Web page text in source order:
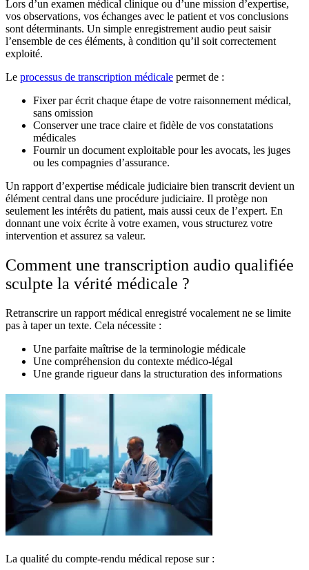
Lors d’un examen médical clinique ou d’une mission d’expertise,
vos observations, vos échanges avec le patient et vos conclusions
sont déterminants. Un simple enregistrement audio peut saisir
l’ensemble de ces éléments, à condition qu’il soit correctement
exploité.
Le processus de transcription médicale permet de :
Fixer par écrit chaque étape de votre raisonnement médical,
sans omission
Conserver une trace claire et fidèle de vos constatations
médicales
Fournir un document exploitable pour les avocats, les juges
ou les compagnies d’assurance.
Un rapport d’expertise médicale judiciaire bien transcrit devient un
élément central dans une procédure judiciaire. Il protège non
seulement les intérêts du patient, mais aussi ceux de l’expert. En
donnant une voix écrite à votre examen, vous structurez votre
intervention et assurez sa valeur.
Comment une transcription audio qualifiée
sculpte la vérité médicale ?
Retranscrire un rapport médical enregistré vocalement ne se limite
pas à taper un texte. Cela nécessite :
Une parfaite maîtrise de la terminologie médicale
Une compréhension du contexte médico-légal
Une grande rigueur dans la structuration des informations
La qualité du compte-rendu médical repose sur :